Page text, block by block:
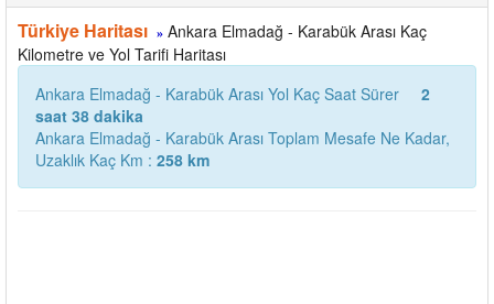
Türkiye Haritası » Ankara Elmadağ - Karabük Arası Kaç
Kilometre ve Yol Tarifi Haritası
Ankara Elmadağ - Karabük Arası Yol Kaç Saat Sürer
2
saat 38 dakika
Ankara Elmadağ - Karabük Arası Toplam Mesafe Ne Kadar,
Uzaklık Kaç Km : 258 km